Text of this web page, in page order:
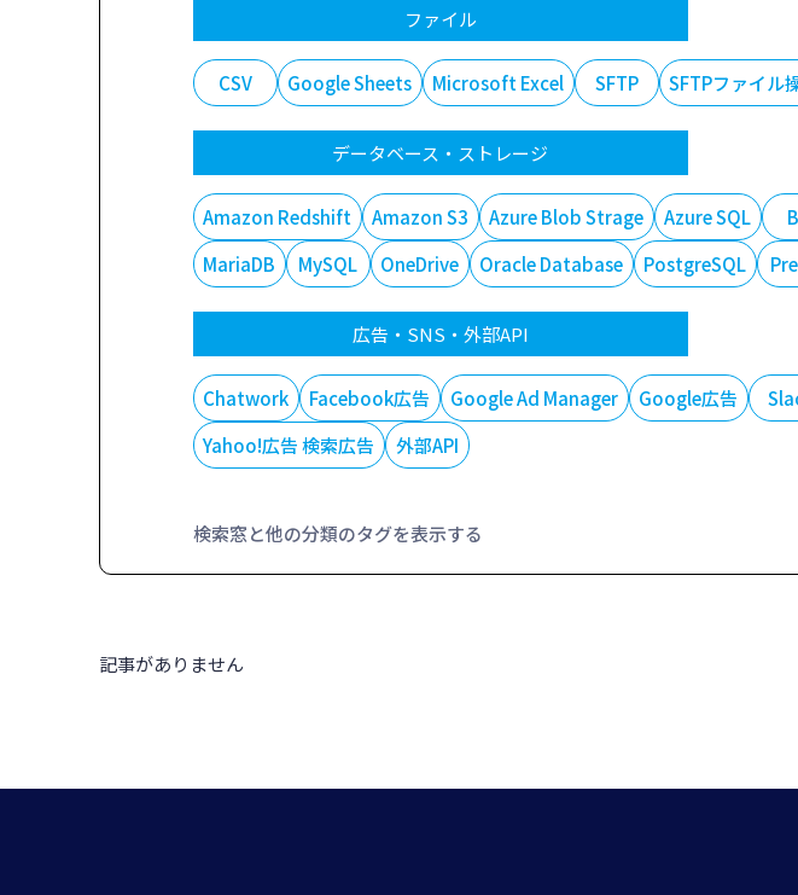
ファイル
CSV Google Sheets Microsoft Excel SFTP SFTPファイル
データベース・ストレージ
Amazon Redshift Amazon S3 Azure Blob Strage Azure SQL
MariaDB
MySQL OneDrive Oracle Database PostgreSQL
広告・SNS・外部API
Chatwork Facebook広告 Google Ad Manager Google広告
Yahoo!広告 検索広告
外部API
検索窓と他の分類のタグを表示する
記事がありません